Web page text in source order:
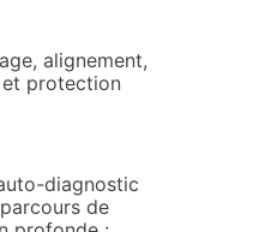
alignement,
protection
diagnostic
de